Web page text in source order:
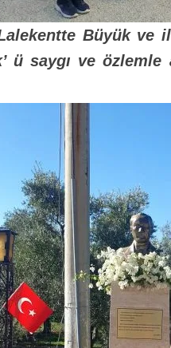
Büyük ve
ü saygı ve